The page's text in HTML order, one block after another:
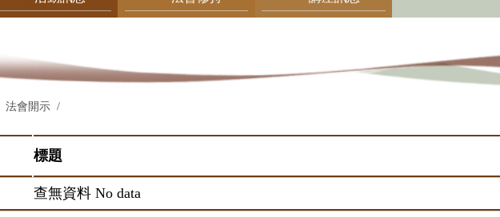
法會開示
標題
查無資料 No data